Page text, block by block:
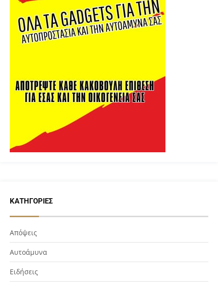
ΚΑΤΗΓΟΡΊΕΣ
Απόψεις
Αυτοάμυνα
Ειδήσεις